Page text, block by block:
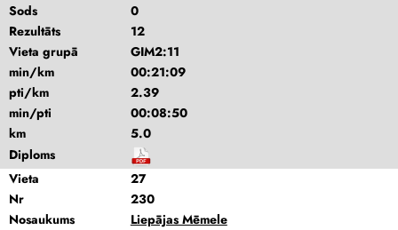
Sods
0
Rezultāts
12
Vieta grupā
GIM2:11
min/km
00:21:09
pti/km
2.39
min/pti
00:08:50
km
5.0
Diploms
Vieta
27
Nr
230
Nosaukums
Liepājas Mēmele